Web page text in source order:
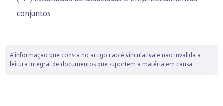
conjuntos
A informação que consta no artigo não é vinculativa e não invalida a
leitura integral de documentos que suportem a matéria em causa.